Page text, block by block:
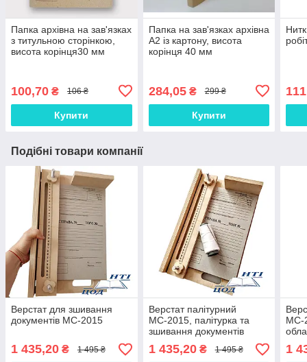
Папка архівна на зав'язках
з титульною сторінкою,
висота корінця30 мм
100,70 ₴ 106 ₴
Купити
Папка на зав'язках архівна
А2 із картону, висота
корінця 40 мм
284,05₴ 299 ₴
Купити
Подібні товари компанії
Верстат для зшивання
документів МС-2015
1 435,20 ₴ 1 495 ₴
Верстат палітурний
МС-2015, палітурка та
зшивання документів
1 435,20₴ 1 495 ₴
МС-
1